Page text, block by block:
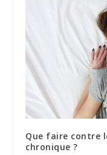
Que faire contre
chronique ?